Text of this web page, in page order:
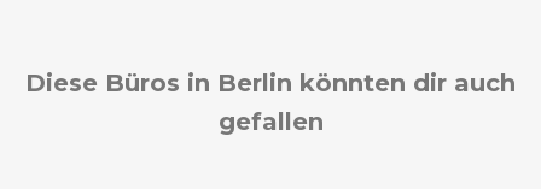
Diese Büros in Berlin könnten dir auch
gefallen